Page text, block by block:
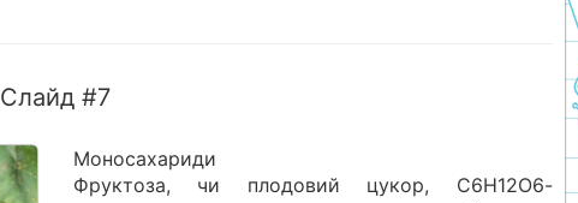
Слайд #7
Моносахариди
Фруктоза, чи плодовий цукор, С6Н12О6-